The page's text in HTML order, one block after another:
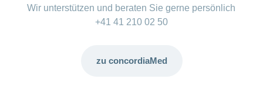
Wir unterstützen und beraten Sie gerne persönlich
+41 41 210 02 50
zu concordiaMed